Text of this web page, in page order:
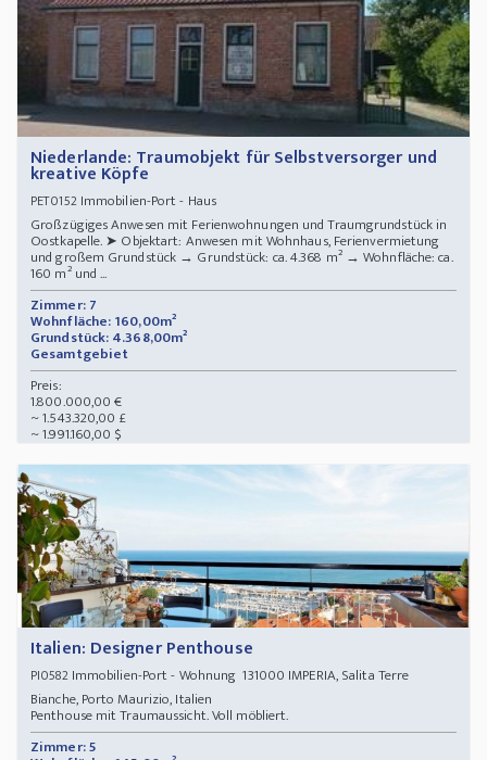
Niederlande: Traumobjekt für Selbstversorger und
kreative Köpfe
PET0152Immobilien-Port - Haus
Großzügiges Anwesen mit Ferienwohnungen und Traumgrundstück in
Oostkapelle. ➤ Objektart: Anwesen mit Wohnhaus, Ferienvermietung
und großem Grundstück → Grundstück: ca. 4.368 m² → Wohnfläche: ca.
160 m² und ...
Zimmer: 7
Wohnfläche: 160,00m²
Grundstück: 4.368,00m²
Gesamtgebiet
Preis:
1.800.000,00 €
~ 1.543.320,00 £
~ 1.991.160,00 $
Italien: Designer Penthouse
PI0582Immobilien-Port - Wohnung 131000 IMPERIA, Salita Terre
Bianche, Porto Maurizio, Italien
Penthouse mit Traumaussicht. Voll möbliert.
Zimmer: 5